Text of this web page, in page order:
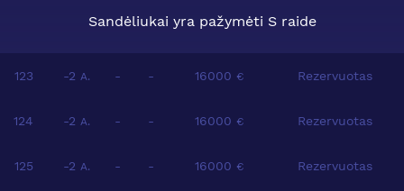
Sandėliukai yra pažymėti S raide
123 -2 A. - - 16000 € Rezervuotas
124 -2 A. - - 16000 € Rezervuotas
125 -2 A. - - 16000 € Rezervuotas